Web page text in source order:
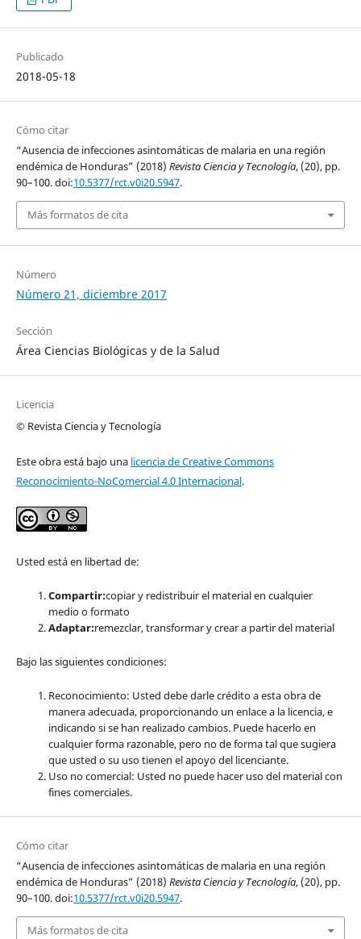
Publicado
2018-05-18
Cómo citar
“Ausencia de infecciones asintomáticas de malaria en una región
endémica de Honduras” (2018) Revista Ciencia y Tecnología, (20), pp.
90–100. doi:10.5377/rct.v0i20.5947.
Más formatos de cita
Número
Número 21, diciembre 2017
Sección
Área Ciencias Biológicas y de la Salud
Licencia
© Revista Ciencia y Tecnología
Este obra está bajo una licencia de Creative Commons
Reconocimiento-NoComercial 4.0 Internacional.
Usted está en libertad de:
Compartir:copiar y redistribuir el material en cualquier
medio o formato
Adaptar:remezclar, transformar y crear a partir del material
Bajo las siguientes condiciones:
Reconocimiento: Usted debe darle crédito a esta obra de
manera adecuada, proporcionando un enlace a la licencia, e
indicando si se han realizado cambios. Puede hacerlo en
cualquier forma razonable, pero no de forma tal que sugiera
que usted o su uso tienen el apoyo del licenciante.
Uso no comercial: Usted no puede hacer uso del material con
fines comerciales.
Cómo citar
“Ausencia de infecciones asintomáticas de malaria en una región
endémica de Honduras” (2018) Revista Ciencia y Tecnología, (20), pp.
90–100. doi:10.5377/rct.v0i20.5947.
Más formatos de cita